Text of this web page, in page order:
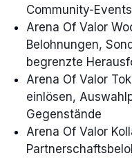
Community-
Arena Of Valor
Belohnungen,
begrenzte
Arena Of Valor
einlösen,
Gegenstände
Arena Of Valor